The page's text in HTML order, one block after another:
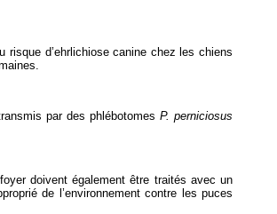
risque d’ehrlichiose canine chez les chiens
par des phlébotomes P. perniciosus
doivent également être traités avec un
de l’environnement contre les puces